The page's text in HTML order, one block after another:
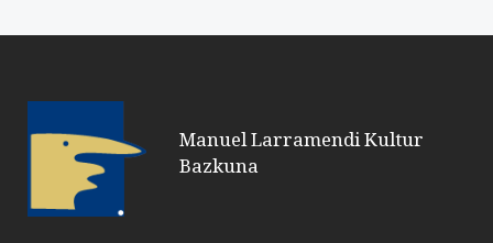
Manuel Larramendi Kultur
Bazkuna